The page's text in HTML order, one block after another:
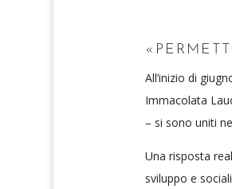
All’inizio di
Immacolata
– si sono uniti
Una risposta
sviluppo e